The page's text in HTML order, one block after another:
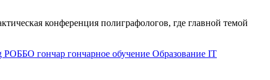
конференция полиграфологов, где главной темой
РОББО гончар гончарное обучение Образование IT